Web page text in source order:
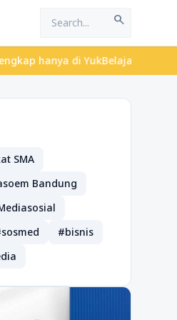
search
di YukBelajar.com. Mulai
SMA
Bandung
#bisnis